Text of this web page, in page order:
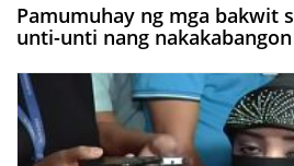
Pamumuhay ng mga bakwit
unti-unti nang nakakabangon